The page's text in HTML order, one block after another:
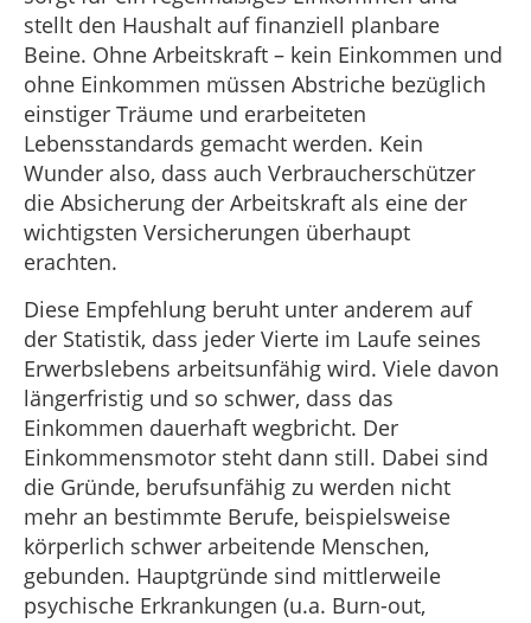
stellt den Haushalt auf finanziell planbare
Beine. Ohne Arbeitskraft – kein Einkommen und
ohne Einkommen müssen Abstriche bezüglich
einstiger Träume und erarbeiteten
Lebensstandards gemacht werden. Kein
Wunder also, dass auch Verbraucherschützer
die Absicherung der Arbeitskraft als eine der
wichtigsten Versicherungen überhaupt
erachten.
Diese Empfehlung beruht unter anderem auf
der Statistik, dass jeder Vierte im Laufe seines
Erwerbslebens arbeitsunfähig wird. Viele davon
längerfristig und so schwer, dass das
Einkommen dauerhaft wegbricht. Der
Einkommensmotor steht dann still. Dabei sind
die Gründe, berufsunfähig zu werden nicht
mehr an bestimmte Berufe, beispielsweise
körperlich schwer arbeitende Menschen,
gebunden. Hauptgründe sind mittlerweile
psychische Erkrankungen (u.a. Burn-out,